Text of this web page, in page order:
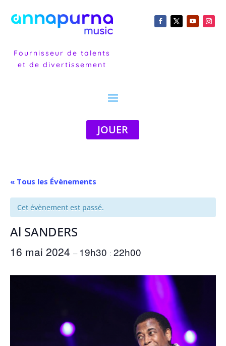
Fournisseur de talents
et de divertissement
JOUER
« Tous les Évènements
Cet évènement est passé.
Al SANDERS
16 mai 2024 – 19h30 : 22h00